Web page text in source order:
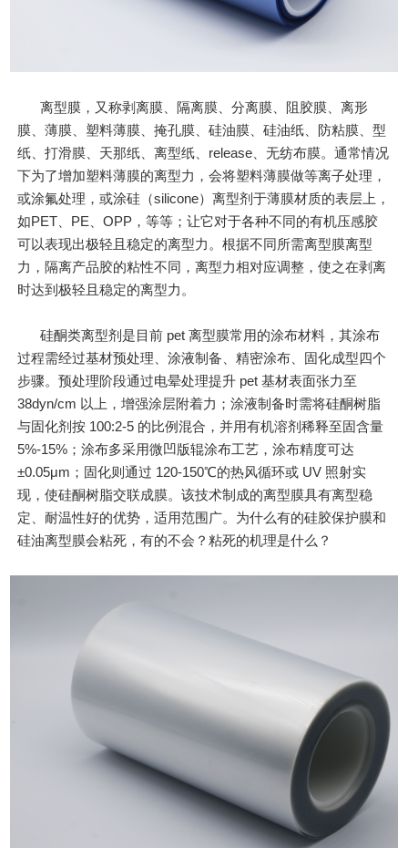
离型膜，又称剥离膜、隔离膜、分离膜、阻胶膜、离形
膜、薄膜、塑料薄膜、掩孔膜、硅油膜、硅油纸、防粘膜、型
纸、打滑膜、天那纸、离型纸、release、无纺布膜。通常情况
下为了增加塑料薄膜的离型力，会将塑料薄膜做等离子处理，
或涂氟处理，或涂硅（silicone）离型剂于薄膜材质的表层上，
如PET、PE、OPP，等等；让它对于各种不同的有机压感胶
可以表现出极轻且稳定的离型力。根据不同所需离型膜离型
力，隔离产品胶的粘性不同，离型力相对应调整，使之在剥离
时达到极轻且稳定的离型力。
硅酮类离型剂是目前 pet 离型膜常用的涂布材料，其涂布
过程需经过基材预处理、涂液制备、精密涂布、固化成型四个
步骤。预处理阶段通过电晕处理提升 pet 基材表面张力至
38dyn/cm 以上，增强涂层附着力；涂液制备时需将硅酮树脂
与固化剂按 100:2-5 的比例混合，并用有机溶剂稀释至固含量
5%-15%；涂布多采用微凹版辊涂布工艺，涂布精度可达
±0.05μm；固化则通过 120-150℃的热风循环或 UV 照射实
现，使硅酮树脂交联成膜。该技术制成的离型膜具有离型稳
定、耐温性好的优势，适用范围广。为什么有的硅胶保护膜和
硅油离型膜会粘死，有的不会？粘死的机理是什么？